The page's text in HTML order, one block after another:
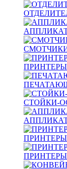
СТОЙКИ-